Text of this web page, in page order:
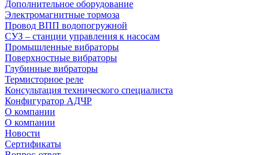
Дополнительное оборудование
Электромагнитные тормоза
Провод ВПП водопогружной
СУЗ – станции управления к насосам
Промышленные вибраторы
Поверхностные вибраторы
Глубинные вибраторы
Термисторное реле
Консультация технического специалиста
Конфигуратор АДЧР
О компании
О компании
Новости
Сертификаты